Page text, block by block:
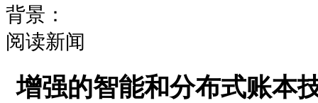
背景：
阅读新闻
增强的智能和分布式账本